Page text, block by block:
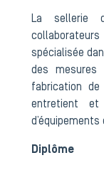
La sellerie
collaborateurs
spécialisée
des mesures
fabrication de
entretient et
Diplôme